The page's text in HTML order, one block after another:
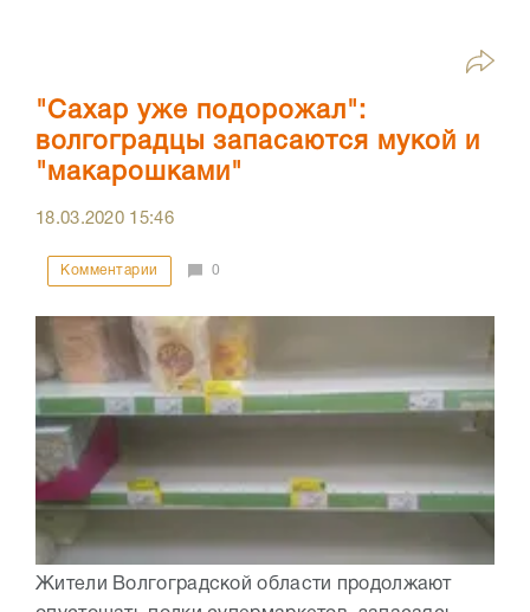
"Сахар уже подорожал":
волгоградцы запасаются мукой и
"макарошками"
18.03.2020 15:46
Комментарии 0
Жители Волгоградской области продолжают